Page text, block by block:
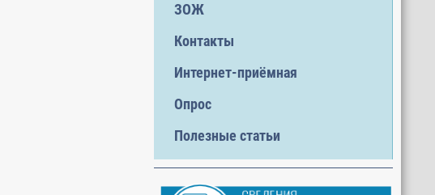
ЗОЖ
Контакты
Интернет-приёмная
Опрос
Полезные статьи